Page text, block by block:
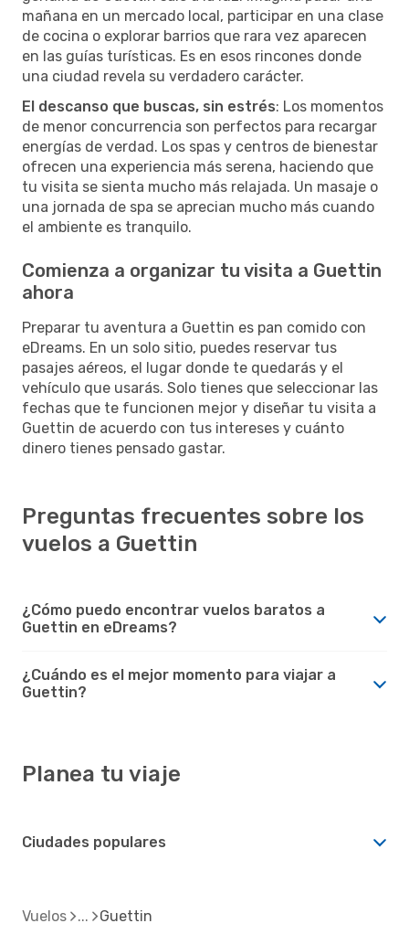
mañana en un mercado local, participar en una clase
de cocina o explorar barrios que rara vez aparecen
en las guías turísticas. Es en esos rincones donde
una ciudad revela su verdadero carácter.
El descanso que buscas, sin estrés: Los momentos
de menor concurrencia son perfectos para recargar
energías de verdad. Los spas y centros de bienestar
ofrecen una experiencia más serena, haciendo que
tu visita se sienta mucho más relajada. Un masaje o
una jornada de spa se aprecian mucho más cuando
el ambiente es tranquilo.
Comienza a organizar tu visita a Guettin
ahora
Preparar tu aventura a Guettin es pan comido con
eDreams. En un solo sitio, puedes reservar tus
pasajes aéreos, el lugar donde te quedarás y el
vehículo que usarás. Solo tienes que seleccionar las
fechas que te funcionen mejor y diseñar tu visita a
Guettin de acuerdo con tus intereses y cuánto
dinero tienes pensado gastar.
Preguntas frecuentes sobre los
vuelos a Guettin
¿Cómo puedo encontrar vuelos baratos a
Guettin en eDreams?
¿Cuándo es el mejor momento para viajar a
Guettin?
Planea tu viaje
Ciudades populares
Vuelos Guettin